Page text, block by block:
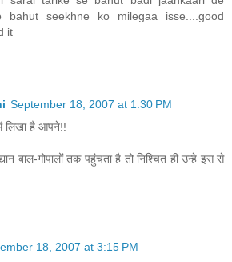
bahut seekhne ko milegaa isse....good
it
September 18, 2007 at 1:30 PM
लिखा है आपने!!
बाल-गोपालों तक पहुंचता है तो निश्चित ही उन्हे इस से
18, 2007 at 3:15 PM